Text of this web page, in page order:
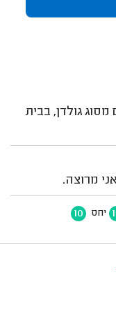
מסוג גולדן, בבית
מרוצה.
יחס 10